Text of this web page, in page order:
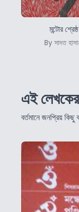
মন্টোর
By সাদত
এই
বর্তমানে জনপ্রিয় কিছু